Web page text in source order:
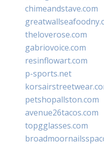
chimeandstave.com
theloverose.com
gabriovoice.com
resinflowart.com
p-sports.net
petshopallston.com
avenue26tacos.com
topgglasses.com